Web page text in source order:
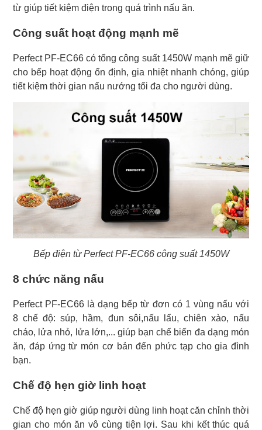
từ giúp tiết kiệm điện trong quá trình nấu ăn.
Công suất hoạt động mạnh mẽ
Perfect PF-EC66 có tổng công suất 1450W mạnh mẽ giữ
cho bếp hoạt động ổn định, gia nhiệt nhanh chóng, giúp
tiết kiệm thời gian nấu nướng tối đa cho người dùng.
Bếp điện từ Perfect PF-EC66 công suất 1450W
8 chức năng nấu
Perfect PF-EC66 là dạng bếp từ đơn có 1 vùng nấu với
8 chế độ: súp, hầm, đun sôi,nấu lẩu, chiên xào, nấu
cháo, lửa nhỏ, lửa lớn,... giúp bạn chế biến đa dạng món
ăn, đáp ứng từ món cơ bản đến phức tạp cho gia đình
bạn.
Chế độ hẹn giờ linh hoạt
Chế độ hẹn giờ giúp người dùng linh hoạt căn chỉnh thời
gian cho món ăn vô cùng tiện lợi. Sau khi kết thúc quá